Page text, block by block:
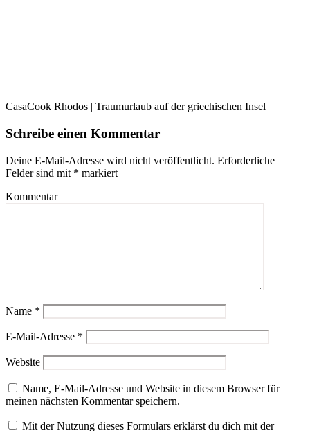
CasaCook Rhodos | Traumurlaub auf der griechischen Insel
Schreibe einen Kommentar
Deine E-Mail-Adresse wird nicht veröffentlicht. Erforderliche
Felder sind mit * markiert
Kommentar
Name *
E-Mail-Adresse *
Website
Name, E-Mail-Adresse und Website in diesem Browser für
meinen nächsten Kommentar speichern.
Mit der Nutzung dieses Formulars erklärst du dich mit der